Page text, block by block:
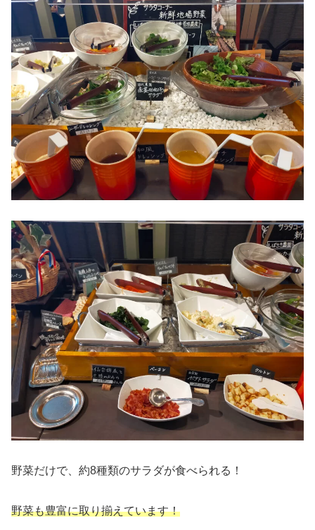
野菜だけで、約8種類のサラダが食べられる！
野菜も豊富に取り揃えています！